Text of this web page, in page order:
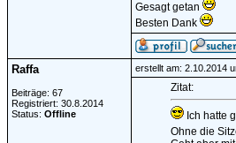
Gesagt getan
Besten Dank
Raffa
Beiträge: 67
Registriert: 30.8.2014
Status: Offline
erstellt am: 2.10.2014
Zitat:
Ich hatte
Ohne die